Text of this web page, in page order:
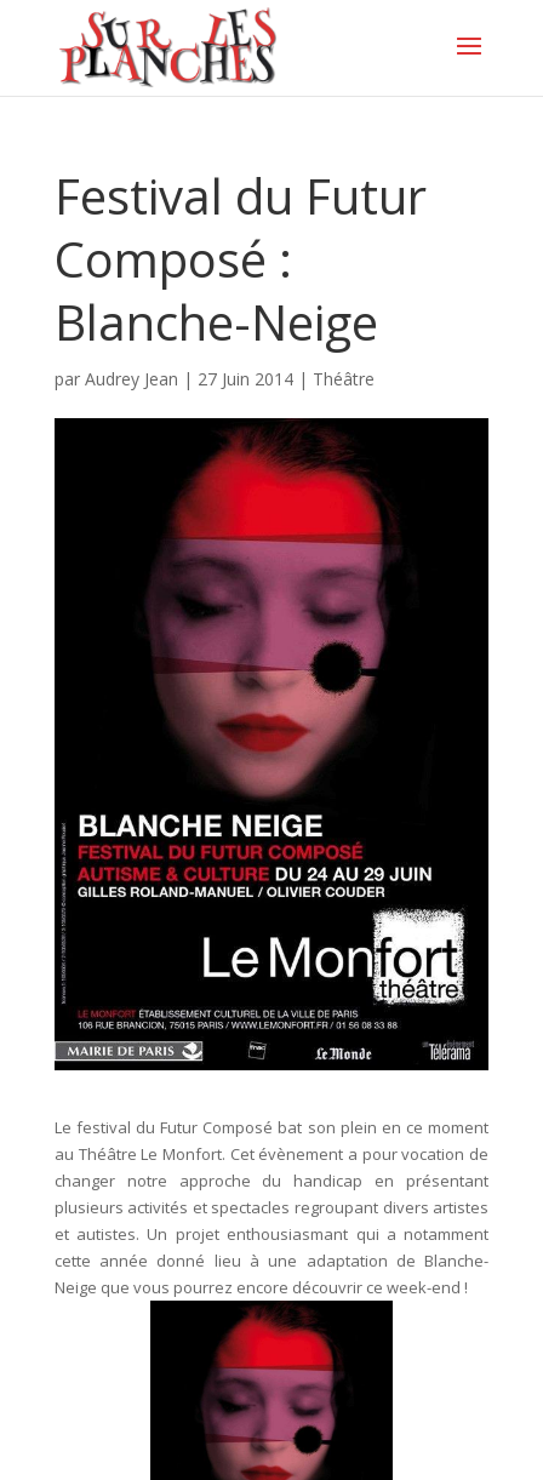
Festival du Futur
Composé :
Blanche-Neige
par Audrey Jean | 27 Juin 2014| Théâtre
Le festival du Futur Composé bat son plein en ce moment
au Théâtre Le Monfort. Cet évènement a pour vocation de
changer notre approche du handicap en présentant
plusieurs activités et spectacles regroupant divers artistes
et autistes. Un projet enthousiasmant qui a notamment
cette année donné lieu à une adaptation de Blanche-
Neige que vous pourrez encore découvrir ce week-end !